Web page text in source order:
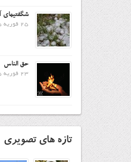
شگفتیهای
25 فوریه 2015
حق الناس
23 فوریه 2015
تازه های تصویری